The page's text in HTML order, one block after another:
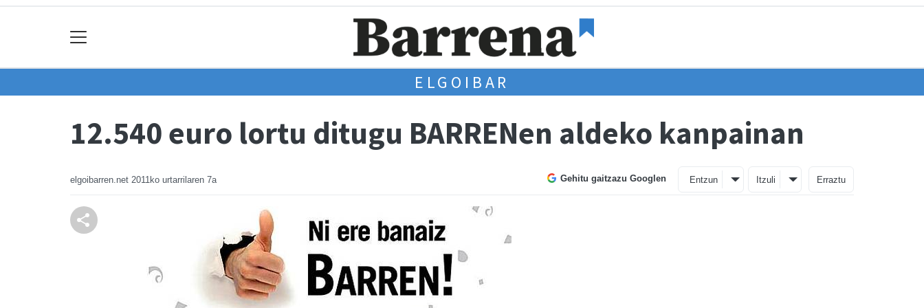
ELGOIBAR
12.540 euro lortu ditugu BARRENen aldeko kanpainan
elgoibarren.net 2011ko urtarrilaren 7a Gehitu gaitzazu Googlen Entzun Itzuli Erraztu